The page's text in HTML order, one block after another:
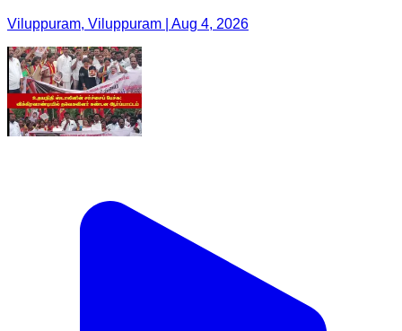
Viluppuram, Viluppuram | Aug 4, 2026